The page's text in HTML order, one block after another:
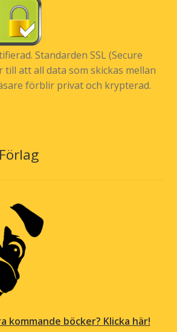
Standarden SSL (Secure
till att all data som skickas mellan
förblir privat och krypterad.
kommande böcker? Klicka här!